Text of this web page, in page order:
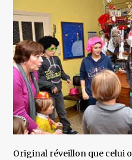
Original réveillon que celui